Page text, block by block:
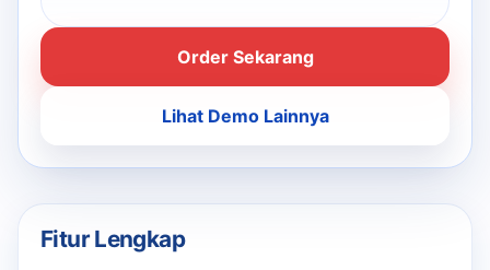
Order Sekarang
Lihat Demo Lainnya
Fitur Lengkap